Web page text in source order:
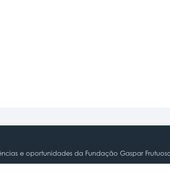
e oportunidades da Fundação Gaspar